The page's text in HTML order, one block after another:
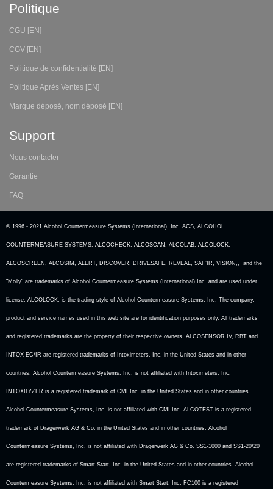
Politique
CGU [EN]
CGV [EN]
Politique de confidentialité [EN]
Politique Après Ventes [EN]
Marque déposé, nom déposé [EN]
Support
Nous contacter
Garantie
FAQ
© 1996 - 2021 Alcohol Countermeasure Systems (International), Inc. ACS, ALCOHOL
COUNTERMEASURE SYSTEMS, ALCOCHECK, ALCOSCAN, ALCOLAB, ALCOLOCK,
ALCOSCREEN, ALCOSIM, ALERT, DISCOVER, DRIVESAFE, REVEAL, SAF’IR, VISION,, and the
"Molly" are trademarks of Alcohol Countermeasure Systems (International) Inc. and are used under
license. ALCOLOCK, is the trading style of Alcohol Countermeasure Systems, Inc. The company,
product and service names used in this web site are for identification purposes only. All trademarks
and registered trademarks are the property of their respective owners. ALCOSENSOR IV, RBT and
INTOX EC/IR are registered trademarks of Intoximeters, Inc. in the United States and in other
countries. Alcohol Countermeasure Systems, Inc. is not affiliated with Intoximeters, Inc.
INTOXILYZER is a registered trademark of CMI Inc. in the United States and in other countries.
Alcohol Countermeasure Systems, Inc. is not affiliated with CMI Inc. ALCOTEST is a registered
trademark of Drägerwerk AG & Co. in the United States and in other countries. Alcohol
Countermeasure Systems, Inc. is not affiliated with Drägerwerk AG & Co. SS1-1000 and SS1-20/20
are registered trademarks of Smart Start, Inc. in the United States and in other countries. Alcohol
Countermeasure Systems, Inc. is not affiliated with Smart Start, Inc. FC100 is a registered